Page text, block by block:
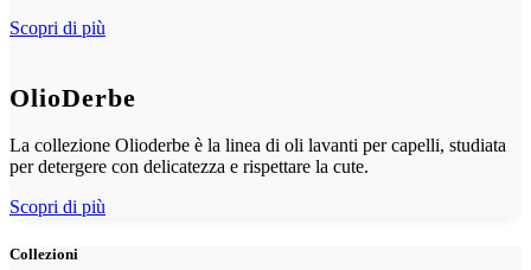
Scopri di più
OlioDerbe
La collezione Olioderbe è la linea di oli lavanti per capelli, studiata
per detergere con delicatezza e rispettare la cute.
Scopri di più
Collezioni